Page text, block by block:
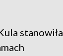
stanowiła